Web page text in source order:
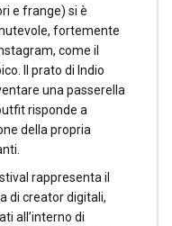
e frange) si è
fortemente
come il
Il prato di Indio
una passerella
risponde a
della propria
rappresenta il
di creator digitali,
all’interno di